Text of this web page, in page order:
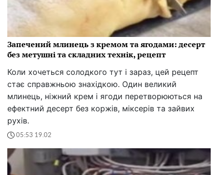
Запечений млинець з кремом та ягодами: десерт
без метушні та складних технік, рецепт
Коли хочеться солодкого тут і зараз, цей рецепт
стає справжньою знахідкою. Один великий
млинець, ніжний крем і ягоди перетворюються на
ефектний десерт без коржів, міксерів та зайвих
рухів.
05:53 19.02